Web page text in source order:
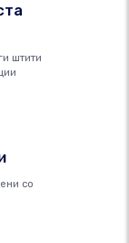
штити
со